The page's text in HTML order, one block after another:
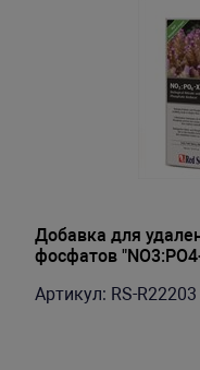
Добавка для
фосфатов
Артикул: RS-R22203